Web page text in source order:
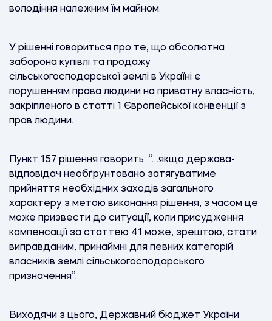
володіння належним їм майном.
У рішенні говориться про те, що абсолютна
заборона купівлі та продажу
сільськогосподарської землі в Україні є
порушенням права людини на приватну власність,
закріпленого в статті 1 Європейської конвенції з
прав людини.
Пункт 157 рішення говорить: “…якщо держава-
відповідач необґрунтовано затягуватиме
прийняття необхідних заходів загального
характеру з метою виконання рішення, з часом це
може призвести до ситуації, коли присудження
компенсації за статтею 41 може, зрештою, стати
виправданим, принаймні для певних категорій
власників землі сільськогосподарського
призначення”.
Виходячи з цього, Державний бюджет України